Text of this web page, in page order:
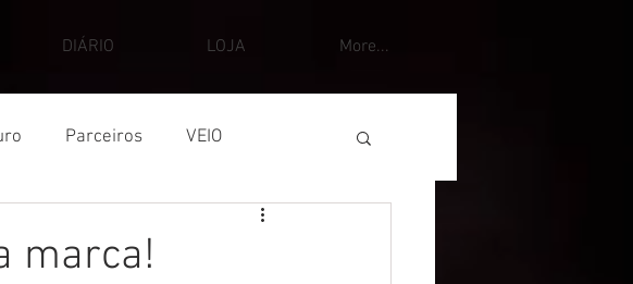
DIÁRIO LOJA More...
Parceiros VEIO
marca!